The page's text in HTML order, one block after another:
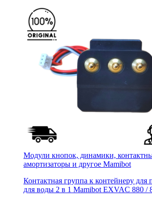
Модули кнопок, динамики,
амортизаторы и другое Mamibot
Контактная группа к контейнеру для
для воды 2 в 1 Mamibot EXVAC 880 /